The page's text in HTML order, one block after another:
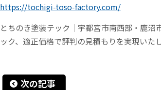
https://tochigi-toso-factory.com/
とちのき塗装テック｜宇都宮市南西部・鹿
ック、適正価格で評判の見積もりを実現いたし
次の記事